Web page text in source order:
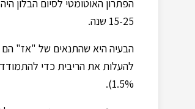
הפתרון האוטומטי לסיום הבלון
15-25 שנה.
הבעיה היא שהתנאים של "אז" הם
להעלות את הריבית כדי
1.5%).